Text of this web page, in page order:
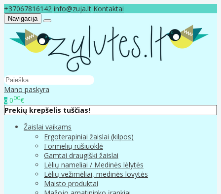
+37067816142 info@zuja.lt Kontaktai
Navigacija
Mano paskyra
0 000€
Prekių krepšelis tuščias!
Žaislai vaikams
Ergoterapiniai žaislai (kilpos)
Formelių rūšiuoklė
Gamtai draugiški žaislai
Lėlių nameliai / Medinės lėlytės
Lėlių vežimėliai, medinės lovytės
Maisto produktai